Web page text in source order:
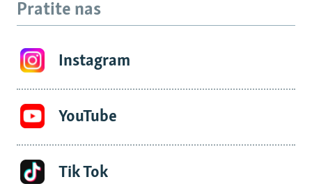
Pratite nas
Instagram
YouTube
Tik Tok